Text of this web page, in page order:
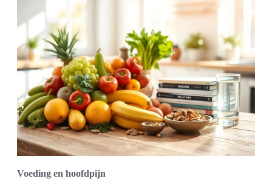
Voeding en hoofdpijn